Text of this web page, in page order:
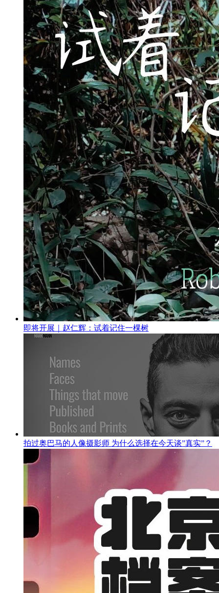
即将开展｜赵仁辉：试着记住一棵树
拍过奥巴马的人像摄影师 为什么选择在今天谈”真实”？